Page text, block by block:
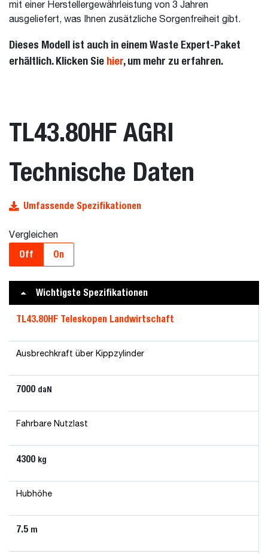
mit einer Herstellergewährleistung von 3 Jahren
ausgeliefert, was Ihnen zusätzliche Sorgenfreiheit gibt.
Dieses Modell ist auch in einem Waste Expert-Paket
erhältlich. Klicken Sie hier, um mehr zu erfahren.
TL43.80HF AGRI
Technische Daten
Umfassende Spezifikationen
Vergleichen
Off On
Wichtigste Spezifikationen
TL43.80HF Teleskopen Landwirtschaft
Ausbrechkraft über Kippzylinder
7000 daN
Fahrbare Nutzlast
4300 kg
Hubhöhe
7.5 m